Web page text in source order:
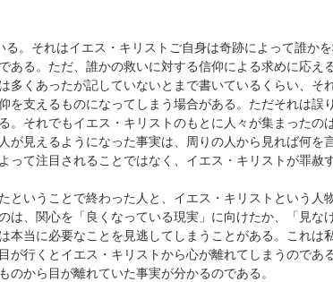
。それはイエス・キリストご自身は奇跡によって誰か
る。ただ、誰かの救いに対する信仰による求めに応え
くあったが記していないとまで書いているくらい、そ
支えるものになってしまう場合がある。ただそれは誤
。それでもイエス・キリストのもとに人々が集まったの
見えるようになった事実は、周りの人から見れば何を
て注目されることではなく、イエス・キリストが罪赦
いうことで終わった人と、イエス・キリストという人
、関心を「良くなっている現実」に向けたか、「見な
当に必要なことを見逃してしまうことがある。これは
行くとイエス・キリストから心が離れてしまうのであ
から目が離れていた事実が分かるのである。